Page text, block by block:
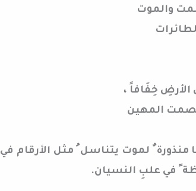
والموت
خِفَافاً ،
المهين
منذورة ٌ لموت يتناسل ُ مثل الأرقام في
في علبِ النسيان.